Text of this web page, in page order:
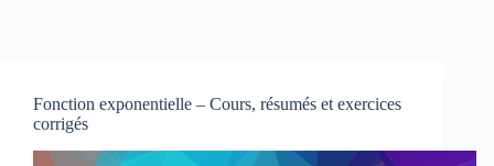
Fonction exponentielle – Cours, résumés et exercices
corrigés